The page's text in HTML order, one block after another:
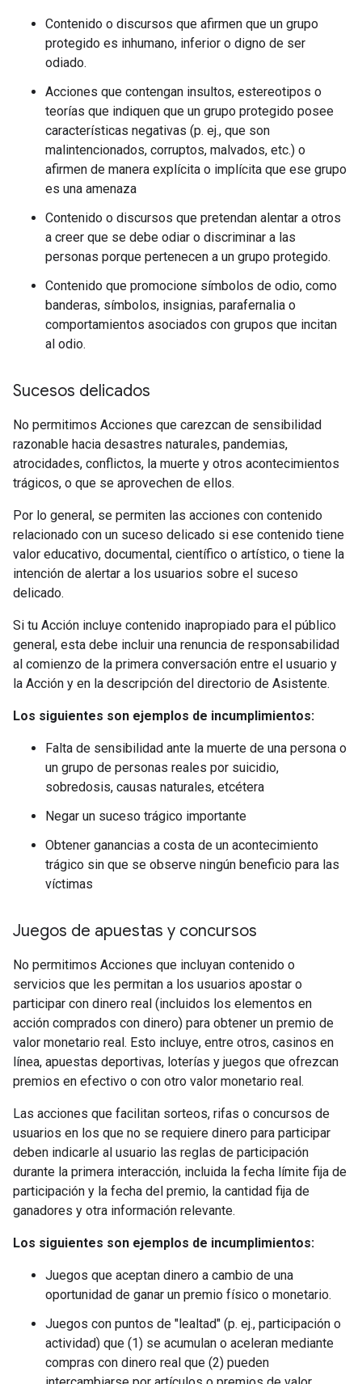
Contenido o discursos que afirmen que un grupo
protegido es inhumano, inferior o digno de ser
odiado.
Acciones que contengan insultos, estereotipos o
teorías que indiquen que un grupo protegido posee
características negativas (p. ej., que son
malintencionados, corruptos, malvados, etc.) o
afirmen de manera explícita o implícita que ese grupo
es una amenaza
Contenido o discursos que pretendan alentar a otros
a creer que se debe odiar o discriminar a las
personas porque pertenecen a un grupo protegido.
Contenido que promocione símbolos de odio, como
banderas, símbolos, insignias, parafernalia o
comportamientos asociados con grupos que incitan
al odio.
Sucesos delicados
No permitimos Acciones que carezcan de sensibilidad
razonable hacia desastres naturales, pandemias,
atrocidades, conflictos, la muerte y otros acontecimientos
trágicos, o que se aprovechen de ellos.
Por lo general, se permiten las acciones con contenido
relacionado con un suceso delicado si ese contenido tiene
valor educativo, documental, científico o artístico, o tiene la
intención de alertar a los usuarios sobre el suceso
delicado.
Si tu Acción incluye contenido inapropiado para el público
general, esta debe incluir una renuncia de responsabilidad
al comienzo de la primera conversación entre el usuario y
la Acción y en la descripción del directorio de Asistente.
Los siguientes son ejemplos de incumplimientos:
Falta de sensibilidad ante la muerte de una persona o
un grupo de personas reales por suicidio,
sobredosis, causas naturales, etcétera
Negar un suceso trágico importante
Obtener ganancias a costa de un acontecimiento
trágico sin que se observe ningún beneficio para las
víctimas
Juegos de apuestas y concursos
No permitimos Acciones que incluyan contenido o
servicios que les permitan a los usuarios apostar o
participar con dinero real (incluidos los elementos en
acción comprados con dinero) para obtener un premio de
valor monetario real. Esto incluye, entre otros, casinos en
línea, apuestas deportivas, loterías y juegos que ofrezcan
premios en efectivo o con otro valor monetario real.
Las acciones que facilitan sorteos, rifas o concursos de
usuarios en los que no se requiere dinero para participar
deben indicarle al usuario las reglas de participación
durante la primera interacción, incluida la fecha límite fija de
participación y la fecha del premio, la cantidad fija de
ganadores y otra información relevante.
Los siguientes son ejemplos de incumplimientos:
Juegos que aceptan dinero a cambio de una
oportunidad de ganar un premio físico o monetario.
Juegos con puntos de "lealtad" (p. ej., participación o
actividad) que (1) se acumulan o aceleran mediante
compras con dinero real que (2) pueden